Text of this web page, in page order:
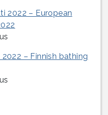
2022 – European
– Finnish bathing